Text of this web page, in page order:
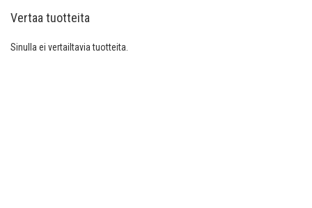
Vertaa tuotteita
Sinulla ei vertailtavia tuotteita.